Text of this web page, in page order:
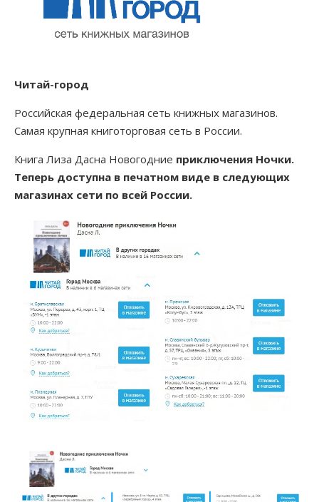
КОНТАКТЫ
Приключения Венеры
Мой конверт из прошлого
Я — НЕ ОНА, ОНА — НЕ Я
ШУТНИКИ ВО ВРЕМЕНИ
РАСКОПКИ В БУДУЩЕЕ
Как меня спасали Птицы
Мы под куполом
Зелёное вторжение
Миссия Пик 1
Безумное зимнее знакомство
По ту сторону Вселенной
Мои нелепые приключения
Читай-город
Российская федеральная сеть книжных магазинов.
Самая крупная книготорговая сеть в России.
Книга Лиза Дасна Новогодние приключения Ночки.
Теперь доступна в печатном виде в следующих
магазинах сети по всей России.